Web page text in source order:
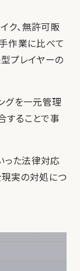
ク、無許可販
作業に比べて
プレイヤーの
グを一元管理
することで事
った法律対応
現実の対処につ